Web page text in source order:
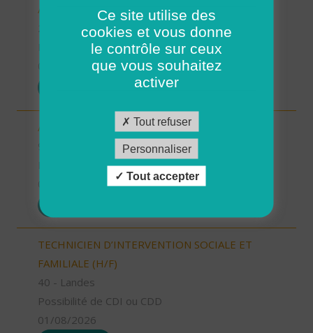
AUXILIAIRE DE VIE SOCIALE (H/F)
29 - Finistère
Possibilité de CDI ou CDD
01/08/2026
AIDE SOIGNANT (H/F)
Possibilité de CDI ou CDD
TECHNICIEN D’INTERVENTION SOCIALE ET
FAMILIALE (H/F)
40 - Landes
Possibilité de CDI ou CDD
01/08/2026
Ce site utilise des
cookies et vous donne
le contrôle sur ceux
que vous souhaitez
activer
Tout refuser
Personnaliser
Tout accepter